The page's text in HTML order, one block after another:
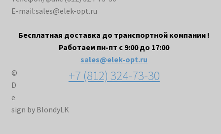
E-mail:sales@elek-opt.ru
Бесплатная доставка до транспортной компании !
Работаем пн-пт с 9:00 до 17:00
sales@elek-opt.ru
+7 (812) 324-73-30
©
D
e
sign by BlondyLK